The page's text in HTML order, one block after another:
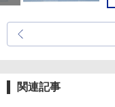
関連記事